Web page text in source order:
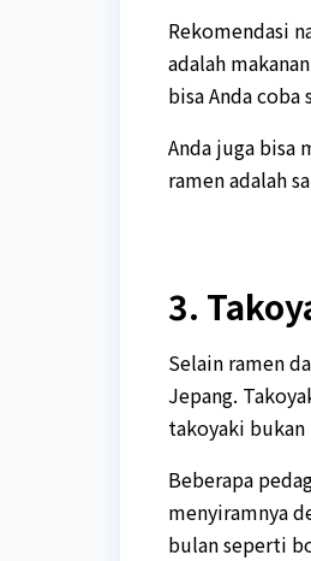
Rekomendasi
adalah
bisa Anda
Anda juga bisa
ramen adalah
3.
Selain ramen
Jepang.
takoyaki bukan
Beberapa
menyiramnya
bulan seperti